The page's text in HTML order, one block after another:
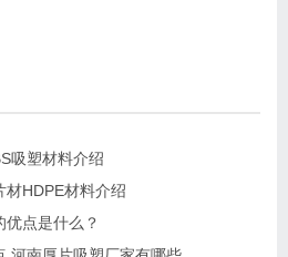
吸塑材料介绍
材HDPE材料介绍
优点是什么？